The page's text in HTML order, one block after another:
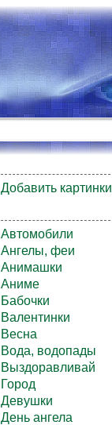
Добавить картинки
Автомобили
Ангелы, феи
Анимашки
Аниме
Бабочки
Валентинки
Весна
Вода, водопады
Выздоравливай
Город
Девушки
День ангела